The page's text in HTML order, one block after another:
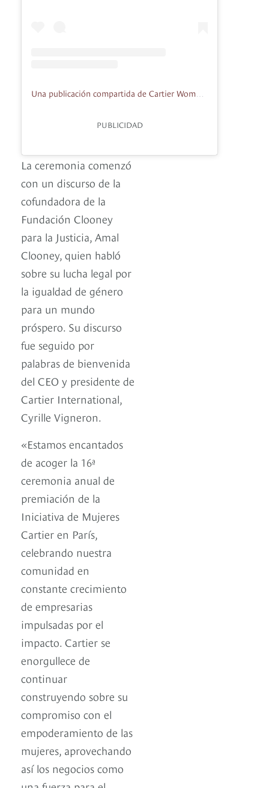
PUBLICIDAD
La ceremonia comenzó
con un discurso de la
cofundadora de la
Fundación Clooney
para la Justicia, Amal
Clooney, quien habló
sobre su lucha legal por
la igualdad de género
para un mundo
próspero. Su discurso
fue seguido por
palabras de bienvenida
del CEO y presidente de
Cartier International,
Cyrille Vigneron.
«Estamos encantados
de acoger la 16ª
ceremonia anual de
premiación de la
Iniciativa de Mujeres
Cartier en París,
celebrando nuestra
comunidad en
constante crecimiento
de empresarias
impulsadas por el
impacto. Cartier se
enorgullece de
continuar
construyendo sobre su
compromiso con el
empoderamiento de las
mujeres, aprovechando
así los negocios como